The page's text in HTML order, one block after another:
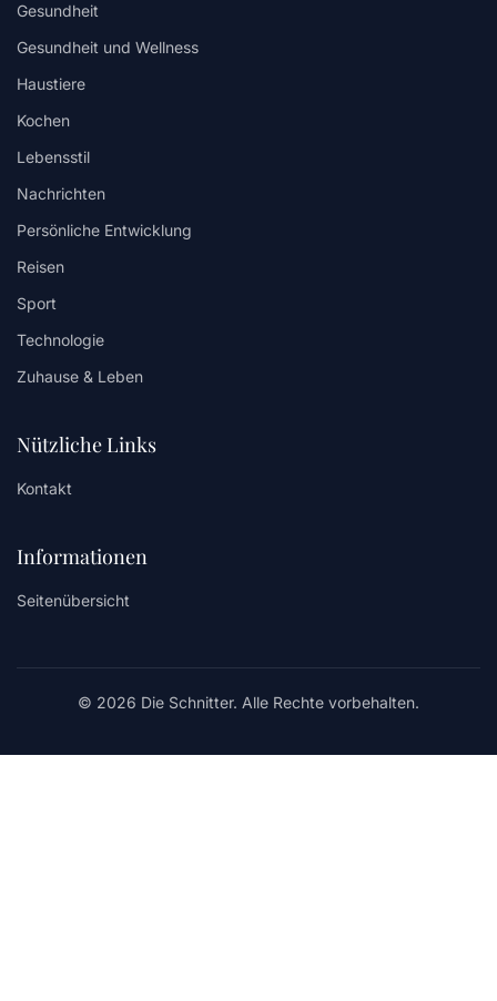
Gesundheit
Gesundheit und Wellness
Haustiere
Kochen
Lebensstil
Nachrichten
Persönliche Entwicklung
Reisen
Sport
Technologie
Zuhause & Leben
Nützliche Links
Kontakt
Informationen
Seitenübersicht
© 2026 Die Schnitter. Alle Rechte vorbehalten.